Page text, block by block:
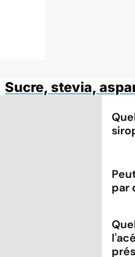
Sucre, stevia,
par